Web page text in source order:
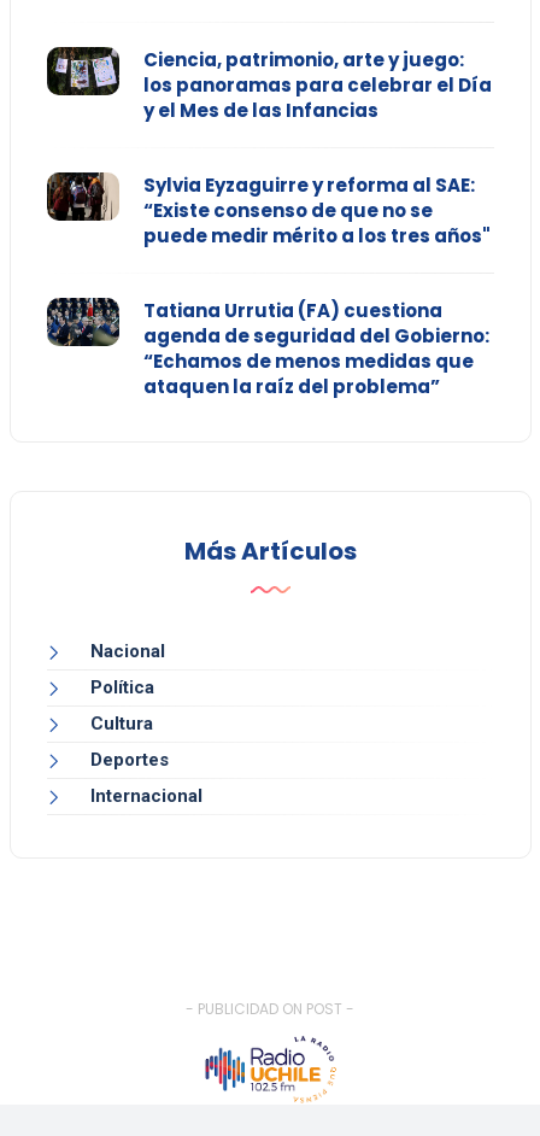
Ciencia, patrimonio, arte y juego:
los panoramas para celebrar el Día
y el Mes de las Infancias
Sylvia Eyzaguirre y reforma al SAE:
“Existe consenso de que no se
puede medir mérito a los tres años"
Tatiana Urrutia (FA) cuestiona
agenda de seguridad del Gobierno:
“Echamos de menos medidas que
ataquen la raíz del problema”
Más Artículos
Nacional
Política
Cultura
Deportes
Internacional
- PUBLICIDAD ON POST -